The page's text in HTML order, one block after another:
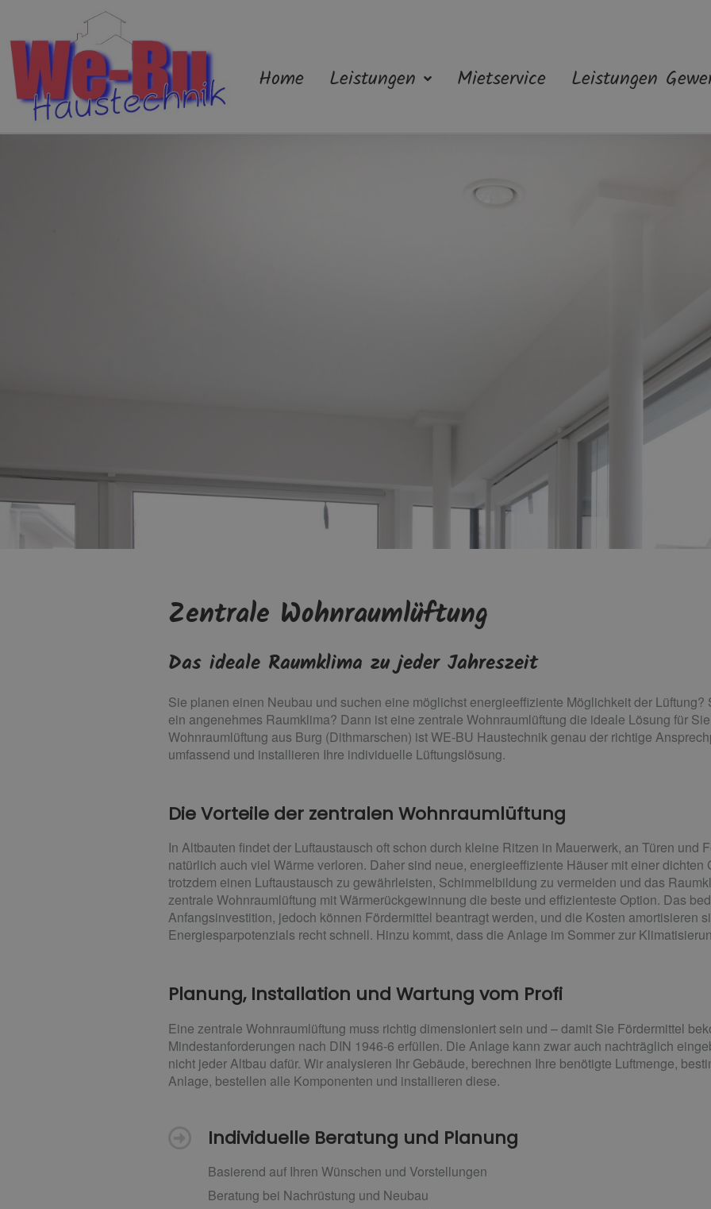
Home Leistungen Mietservice Leistungen
Zentrale Wohnraumlüftung
Das ideale Raumklima zu jeder Jahreszeit
Sie planen einen Neubau und suchen eine möglichst energieeffiziente Möglichkeit der
ein angenehmes Raumklima? Dann ist eine zentrale Wohnraumlüftung die ideale Lösung für
Wohnraumlüftung aus Burg (Dithmarschen) ist WE-BU Haustechnik genau der richtige
umfassend und installieren Ihre individuelle Lüftungslösung.
Die Vorteile der zentralen Wohnraumlüftung
In Altbauten findet der Luftaustausch oft schon durch kleine Ritzen in Mauerwerk, an Türen und
natürlich auch viel Wärme verloren. Daher sind neue, energieeffiziente Häuser mit einer dichten
trotzdem einen Luftaustausch zu gewährleisten, Schimmelbildung zu vermeiden und das
zentrale Wohnraumlüftung mit Wärmerückgewinnung die beste und effizienteste Option. Das
Anfangsinvestition, jedoch können Fördermittel beantragt werden, und die Kosten amortisieren
Energiesparpotenzials recht schnell. Hinzu kommt, dass die Anlage im Sommer zur
Planung, Installation und Wartung vom Profi
Eine zentrale Wohnraumlüftung muss richtig dimensioniert sein und – damit Sie Fördermittel
Mindestanforderungen nach DIN 1946-6 erfüllen. Die Anlage kann zwar auch nachträglich
nicht jeder Altbau dafür. Wir analysieren Ihr Gebäude, berechnen Ihre benötigte Luftmenge,
Anlage, bestellen alle Komponenten und installieren diese.
Individuelle Beratung und Planung
Basierend auf Ihren Wünschen und Vorstellungen
Beratung bei Nachrüstung und Neubau